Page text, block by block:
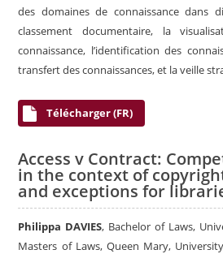
des domaines de connaissance dans
classement documentaire, la
connaissance, l’identification des
transfert des connaissances, et la veille
Télécharger (FR)
Access v Contract:
in the context of
and exceptions for
Philippa DAVIES, Bachelor of Laws,
Masters of Laws, Queen Mary,